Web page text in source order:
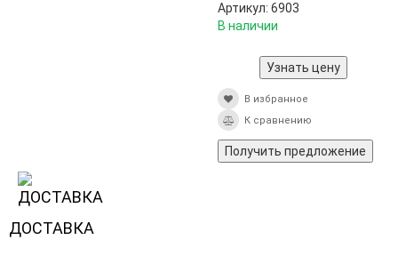
Артикул: 6903
В наличии
Узнать цену
В избранное
К сравнению
Получить предложение
ДОСТАВКА